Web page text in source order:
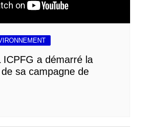
ICPFG a démarré la
sa campagne de